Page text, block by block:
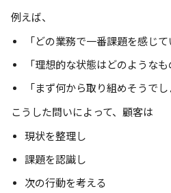
例えば、
「どの業務で一番課題を感じて
「理想的な状態はどのようなも
「まず何から取り組めそうでし
こうした問いによって、顧客は
現状を整理し
課題を認識し
次の行動を考える